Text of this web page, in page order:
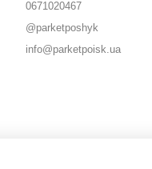
0671020467
@parketposhyk
info@parketpoisk.ua